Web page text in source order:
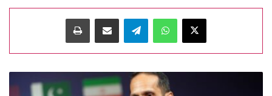
‫X
واتسابتيلقراممشاركة عبر البريد طباعة
رئيس